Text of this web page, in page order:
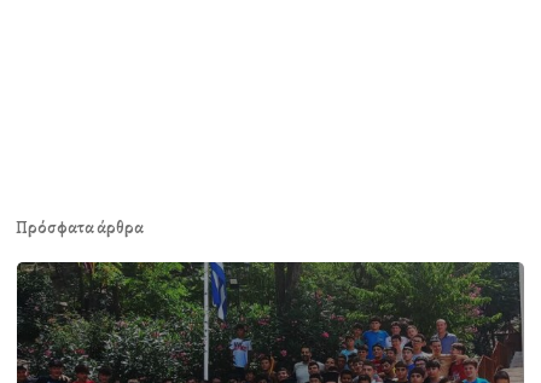
Πρόσφατα άρθρα